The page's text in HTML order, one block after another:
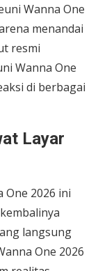
Wanna One
menandai
resmi
Wanna One
di berbagai
Layar
One 2026 ini
langsung
One 2026